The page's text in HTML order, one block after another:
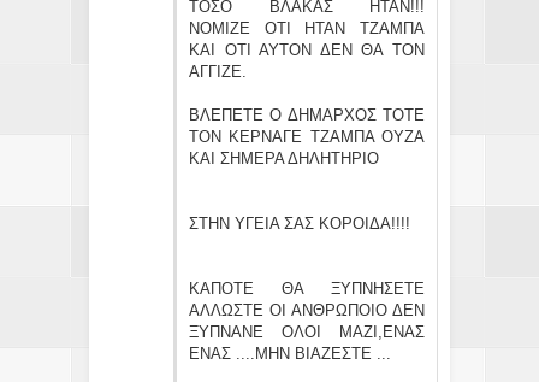
ΤΟΣΟ ΒΛΑΚΑΣ ΗΤΑΝ!!!
ΝΟΜΙΖΕ ΟΤΙ ΗΤΑΝ ΤΖΑΜΠΑ
ΚΑΙ ΟΤΙ ΑΥΤΟΝ ΔΕΝ ΘΑ ΤΟΝ
ΑΓΓΙΖΕ.
ΒΛΕΠΕΤΕ Ο ΔΗΜΑΡΧΟΣ ΤΟΤΕ
ΤΟΝ ΚΕΡΝΑΓΕ ΤΖΑΜΠΑ ΟΥΖΑ
ΚΑΙ ΣΗΜΕΡΑ ΔΗΛΗΤΗΡΙΟ
ΣΤΗΝ ΥΓΕΙΑ ΣΑΣ ΚΟΡΟΙΔΑ!!!!
ΚΑΠΟΤΕ ΘΑ ΞΥΠΝΗΣΕΤΕ
ΑΛΛΩΣΤΕ ΟΙ ΑΝΘΡΩΠΟΙΟ ΔΕΝ
ΞΥΠΝΑΝΕ ΟΛΟΙ ΜΑΖΙ,ΕΝΑΣ
ΕΝΑΣ ....ΜΗΝ ΒΙΑΖΕΣΤΕ ...